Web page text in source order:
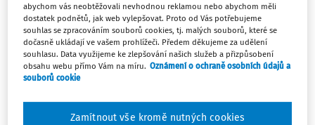
Máte předplatné? Přihlaste se
Tento dokument je jen pro
abychom vás neobtěžovali nevhodnou reklamou nebo abychom měli
dostatek podnětů, jak web vylepšovat. Proto od Vás potřebujeme
souhlas se zpracováním souborů cookies, tj. malých souborů, které se
dočasně ukládají ve vašem prohlížeči. Předem děkujeme za udělení
souhlasu. Data využijeme ke zlepšování našich služeb a přizpůsobení
obsahu webu přímo Vám na míru. Oznámení o ochraně osobních údajů a
souborů cookie
Zamítnout vše kromě nutných cookies